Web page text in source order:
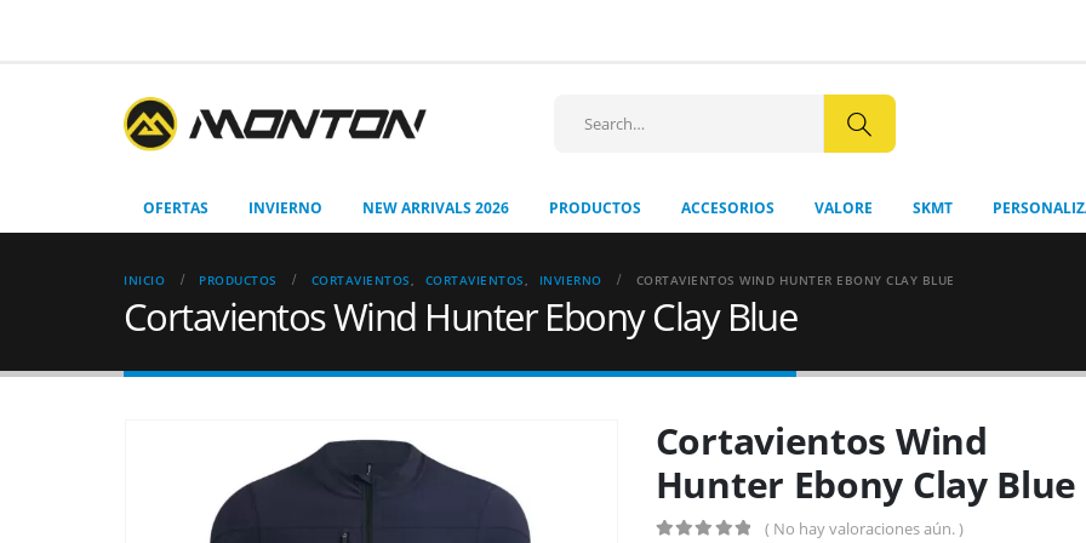
OFERTAS INVIERNO NEW ARRIVALS 2026 PRODUCTOS ACCESORIOS VALORE SKMT
INICIO PRODUCTOS CORTAVIENTOS CORTAVIENTOS INVIERNO CORTAVIENTOS WIND HUNTER EBONY CLAY BLUE
Cortavientos Wind Hunter Ebony Clay Blue
Cortavientos Wind
Hunter Ebony Clay Blue
( No hay valoraciones aún. )